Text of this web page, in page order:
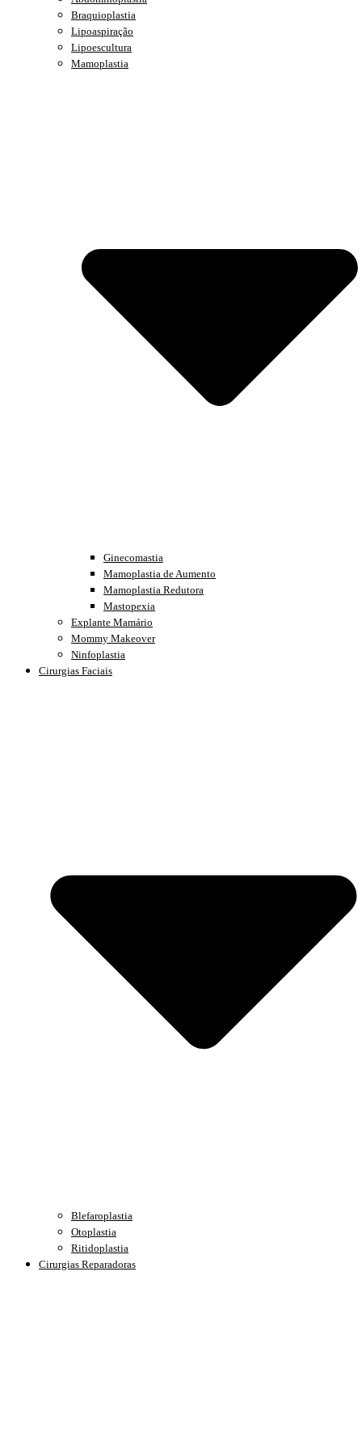
Braquioplastia
Lipoaspiração
Lipoescultura
Mamoplastia
Ginecomastia
Mamoplastia de Aumento
Mamoplastia Redutora
Mastopexia
Explante Mamário
Mommy Makeover
Ninfoplastia
Cirurgias Faciais
Blefaroplastia
Otoplastia
Ritidoplastia
Cirurgias Reparadoras